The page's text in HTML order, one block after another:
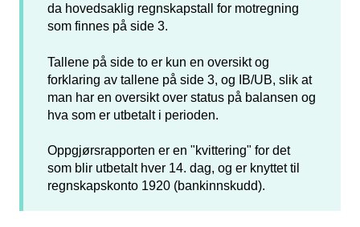
da hovedsaklig regnskapstall for motregning
som finnes på side 3.
Tallene på side to er kun en oversikt og
forklaring av tallene på side 3, og IB/UB, slik at
man har en oversikt over status på balansen og
hva som er utbetalt i perioden.
Oppgjørsrapporten er en "kvittering" for det
som blir utbetalt hver 14. dag, og er knyttet til
regnskapskonto 1920 (bankinnskudd).